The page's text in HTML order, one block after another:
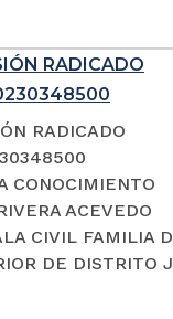
RADICADO
RADICADO
CONOCIMIENTO
ACEVEDO
CIVIL FAMILIA
DE DISTRITO